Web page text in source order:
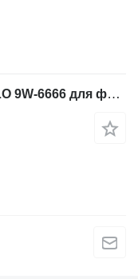
Другая запчасть к ходовой SELLO 9W-6666 для фронтального погрузчика Caterpillar 928G,930M,924K,930G